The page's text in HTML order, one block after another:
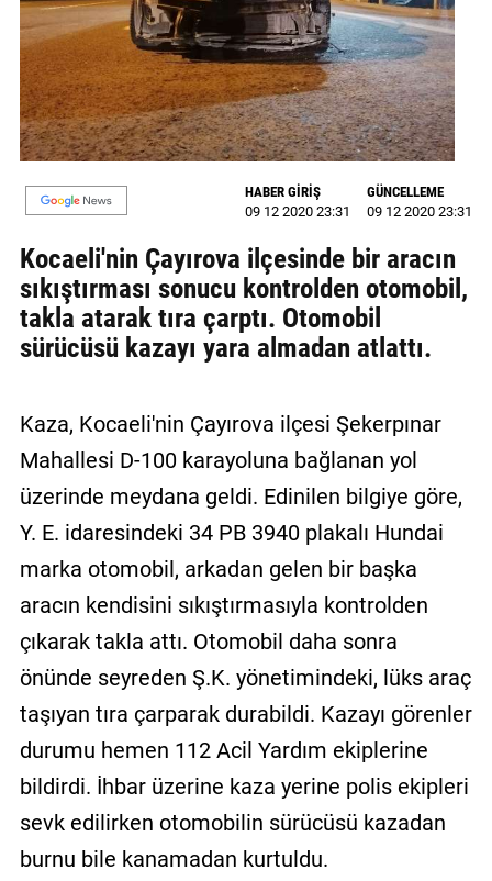
VİDEO
YAZARLAR
BİZE
ULAŞIN
Künye
İletişim
Gizlilik
Sözleşmesi
Kullanıcı
HABER GİRİŞ
09 12 2020 23:31
GÜNCELLEME
09 12 2020 23:31
Kocaeli'nin Çayırova ilçesinde bir aracın
sıkıştırması sonucu kontrolden otomobil,
takla atarak tıra çarptı. Otomobil
sürücüsü kazayı yara almadan atlattı.
Kaza, Kocaeli'nin Çayırova ilçesi Şekerpınar
Mahallesi D-100 karayoluna bağlanan yol
üzerinde meydana geldi. Edinilen bilgiye göre,
Y. E. idaresindeki 34 PB 3940 plakalı Hundai
marka otomobil, arkadan gelen bir başka
aracın kendisini sıkıştırmasıyla kontrolden
çıkarak takla attı. Otomobil daha sonra
önünde seyreden Ş.K. yönetimindeki, lüks araç
taşıyan tıra çarparak durabildi. Kazayı görenler
durumu hemen 112 Acil Yardım ekiplerine
bildirdi. İhbar üzerine kaza yerine polis ekipleri
sevk edilirken otomobilin sürücüsü kazadan
burnu bile kanamadan kurtuldu.